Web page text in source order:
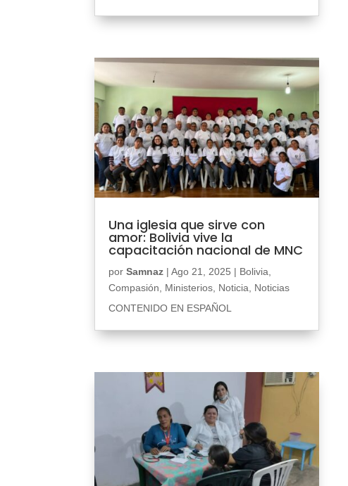
Una iglesia que sirve con
amor: Bolivia vive la
capacitación nacional de MNC
porSamnaz |Ago 21, 2025 | Bolivia
Compasión
Ministerios Noticia
Noticias
CONTENIDO EN ESPAÑOL